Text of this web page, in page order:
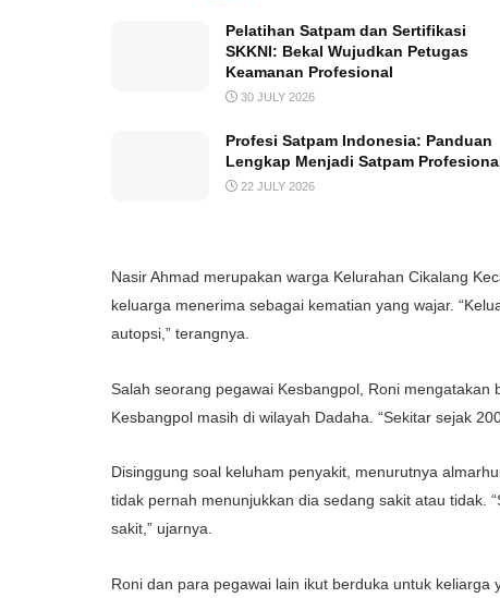
Pelatihan Satpam dan Sertifikasi
SKKNI: Bekal Wujudkan Petugas
Keamanan Profesional
30 JULY 2026
Profesi Satpam Indonesia: Panduan
Lengkap Menjadi Satpam
22 JULY 2026
Nasir Ahmad merupakan warga Kelurahan Cikalang
keluarga menerima sebagai kematian yang wajar.
autopsi,” terangnya.
Salah seorang pegawai Kesbangpol, Roni
Kesbangpol masih di wilayah Dadaha. “Sekitar sejak
Disinggung soal keluham penyakit, menurutnya
tidak pernah menunjukkan dia sedang sakit atau tidak.
sakit,” ujarnya.
Roni dan para pegawai lain ikut berduka untuk